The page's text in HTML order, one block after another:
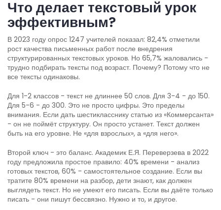
Что делает текстовый урок
эффективным?
В 2023 году опрос 1247 учителей показал: 82,4% отметили
рост качества письменных работ после внедрения
структурированных текстовых уроков. Но 65,7% жаловались -
трудно подбирать тексты под возраст. Почему? Потому что не
все тексты одинаковы.
Для 1-2 классов - текст не длиннее 50 слов. Для 3-4 - до 150.
Для 5-6 - до 300. Это не просто цифры. Это пределы
внимания. Если дать шестикласснику статью из «Коммерсанта»
- он не поймёт структуру. Он просто устанет. Текст должен
быть на его уровне. Не «для взрослых», а «для него».
Второй ключ - это баланс. Академик Е.Я. Переверзева в 2022
году предложила простое правило: 40% времени - анализ
готовых текстов, 60% - самостоятельное создание. Если вы
тратите 80% времени на разбор, дети знают, как должен
выглядеть текст. Но не умеют его писать. Если вы даёте только
писать - они пишут бессвязно. Нужно и то, и другое.